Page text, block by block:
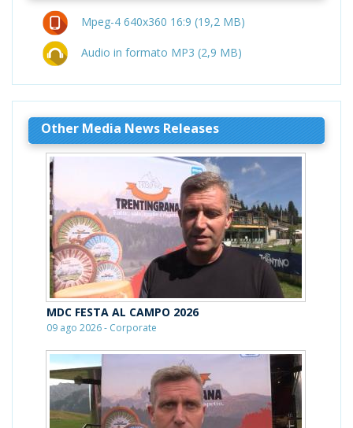
Mpeg-4 640x360 16:9 (19,2 MB)
Audio in formato MP3 (2,9 MB)
Other Media News Releases
MDC FESTA AL CAMPO 2026
09 ago 2026 - Corporate